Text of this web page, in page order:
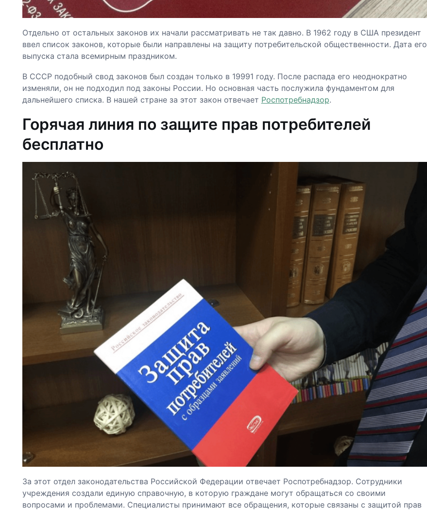
Отдельно от остальных законов их начали рассматривать не так давно. В 1962 году в США президент
ввел список законов, которые были направлены на защиту потребительской общественности. Дата его
выпуска стала всемирным праздником.
В СССР подобный свод законов был создан только в 19991 году. После распада его неоднократно
изменяли, он не подходил под законы России. Но основная часть послужила фундаментом для
дальнейшего списка. В нашей стране за этот закон отвечает Роспотребнадзор.
Горячая линия по защите прав потребителей
бесплатно
За этот отдел законодательства Российской Федерации отвечает Роспотребнадзор. Сотрудники
учреждения создали единую справочную, в которую граждане могут обращаться со своими
вопросами и проблемами. Специалисты принимают все обращения, которые связаны с защитой прав